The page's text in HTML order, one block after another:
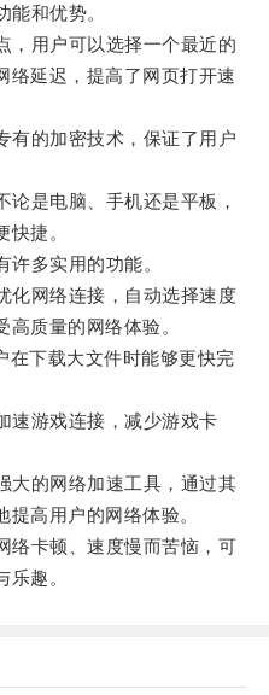
和优势。
用户可以选择一个最近的
络延迟，提高了网页打开速
的加密技术，保证了用户
是电脑、手机还是平板，
捷。
多实用的功能。
网络连接，自动选择速度
质量的网络体验。
下载大文件时能够更快完
游戏连接，减少游戏卡
的网络加速工具，通过其
高用户的网络体验。
卡顿、速度慢而苦恼，可
趣。